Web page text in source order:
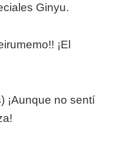
Ginyu.
¡El
¡Aunque no sentí